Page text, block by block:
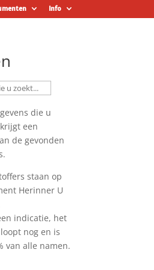
Info
die u
een
de gevonden
staan op
Herinner U
indicatie, het
nog en is
van alle namen.